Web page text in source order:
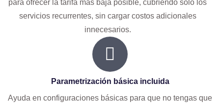
para ofrecer la tarifa más baja posible, cubriendo solo los
servicios recurrentes, sin cargar costos adicionales
innecesarios.
Parametrización básica incluida
Ayuda en configuraciones básicas para que no tengas que